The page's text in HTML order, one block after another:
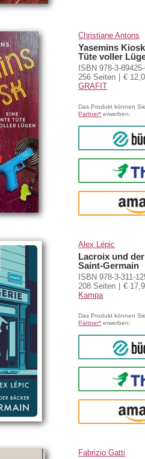
Christiane Antons
Yasemins
Tüte voller
ISBN 978-3-
256 Seiten
€
GRAFIT
Das Produkt können
Partner* erwerben:
Alex Lépic
Lacroix und
Saint-Germain
ISBN 978-3-311-
208 Seiten
€
Kampa
Das Produkt können
Partner* erwerben:
Fabrizio Gatti